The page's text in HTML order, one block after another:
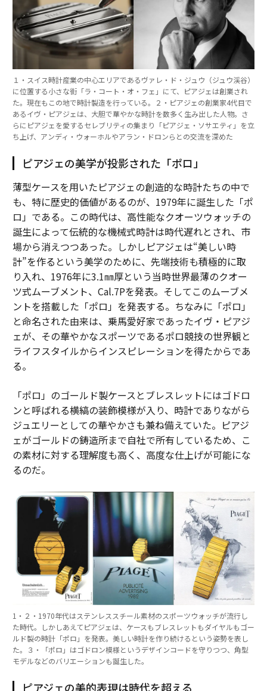
１・スイス時計産業の中心エリアであるヴァレ・ド・ジュウ（ジュウ渓谷）
に位置する小さな街「ラ・コート・オ・フェ」にて、ピアジェは創業され
た。現在もこの地で時計製造を行っている。２・ピアジェの創業家4代目で
あるイヴ・ピアジェは、大胆で華やかな時計を数多く生み出した人物。さ
らにピアジェを愛するセレブリティの集まり「ピアジェ・ソサエティ」を立
ち上げ、アンディ・ウォーホルやアラン・ドロンらとの交流を深めた
ピアジェの美学が投影された「ポロ」
薄型ケースを用いたピアジェの創造的な時計たちの中で
も、特に歴史的価値があるのが、1979年に誕生した「ポ
ロ」である。この時代は、高性能なクオーツウォッチの
誕生によって伝統的な機械式時計は時代遅れとされ、市
場から消えつつあった。しかしピアジェは“美しい時
計”を作るという美学のために、先端技術も積極的に取
り入れ、1976年に3.1㎜厚という当時世界最薄のクオー
ツ式ムーブメント、Cal.7Pを発表。そしてこのムーブメ
ントを搭載した「ポロ」を発表する。ちなみに「ポロ」
と命名された由来は、乗馬愛好家であったイヴ・ピアジ
ェが、その華やかなスポーツであるポロ競技の世界観と
ライフスタイルからインスピレーションを得たからであ
る。
「ポロ」のゴールド製ケースとブレスレットにはゴドロ
ンと呼ばれる横縞の装飾模様が入り、時計でありながら
ジュエリーとしての華やかさも兼ね備えていた。ピアジ
ェがゴールドの鋳造所まで自社で所有しているため、こ
の素材に対する理解度も高く、高度な仕上げが可能にな
るのだ。
1・２・1970年代はステンレススチール素材のスポーツウォッチが流行し
た時代。しかしあえてピアジェは、ケースもブレスレットもダイヤルもゴー
ルド製の時計「ポロ」を発表。美しい時計を作り続けるという姿勢を表し
た。３・「ポロ」はゴドロン模様というデザインコードを守りつつ、角型
モデルなどのバリエーションも誕生した。
ピアジェの美的表現は時代を超える